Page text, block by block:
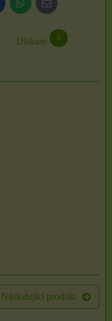
WhatsApp
E-
mail
Diskuse 0
Následující produkt